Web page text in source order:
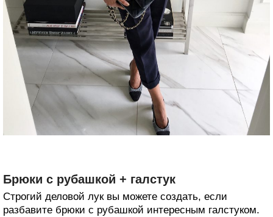
Брюки с рубашкой + галстук
Строгий деловой лук вы можете создать, если
разбавите брюки с рубашкой интересным галстуком.